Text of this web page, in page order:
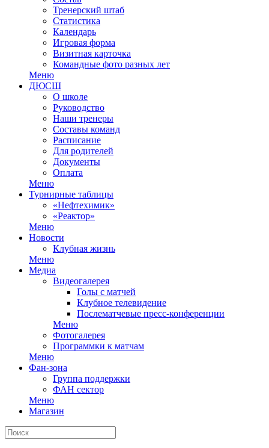
Тренерский штаб
Статистика
Календарь
Игровая форма
Визитная карточка
Командные фото разных лет
Меню
ДЮСШ
О школе
Руководство
Наши тренеры
Составы команд
Расписание
Для родителей
Документы
Оплата
Меню
Турнирные таблицы
«Нефтехимик»
«Реактор»
Меню
Новости
Клубная жизнь
Меню
Медиа
Видеогалерея
Голы с матчей
Клубное телевидение
Послематчевые пресс-конференции
Меню
Фотогалерея
Программки к матчам
Меню
Фан-зона
Группа поддержки
ФАН сектор
Меню
Магазин